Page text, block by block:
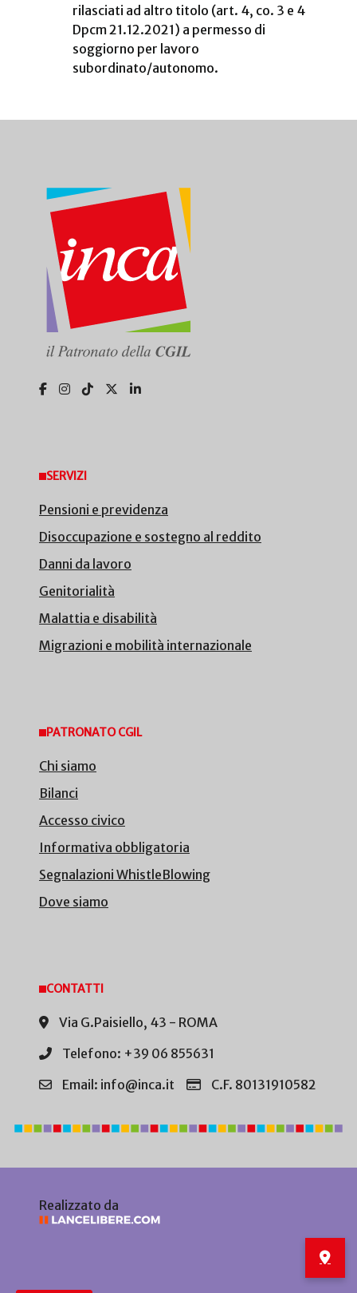
rilasciati ad altro titolo (art. 4, co. 3 e 4
Dpcm 21.12.2021) a permesso di
soggiorno per lavoro
subordinato/autonomo.
SERVIZI
Pensioni e previdenza
Disoccupazione e sostegno al reddito
Danni da lavoro
Genitorialità
Malattia e disabilità
Migrazioni e mobilità internazionale
PATRONATO CGIL
Chi siamo
Bilanci
Accesso civico
Informativa obbligatoria
Segnalazioni WhistleBlowing
Dove siamo
CONTATTI
Via G.Paisiello, 43 - ROMA
Telefono: +39 06 855631
Email: info@inca.it
C.F. 80131910582
Realizzato da